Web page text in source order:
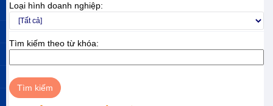
Loại hình doanh nghiệp:
Tìm kiếm theo từ khóa: